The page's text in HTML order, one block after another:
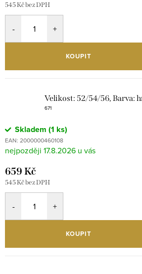
545 Kč bez DPH
KOUPIT
Velikost: 52/54/56, Barva:
671
Skladem (1 ks)
EAN: 2000000460108
17.8.2026
659 Kč
545 Kč bez DPH
KOUPIT